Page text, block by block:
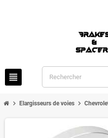
view_headline
chevron_right Elargisseurs de voies chevron_right